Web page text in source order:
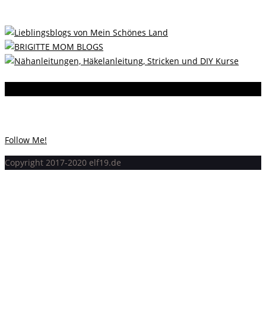
Follow Me!
Copyright 2017-2020 elf19.de